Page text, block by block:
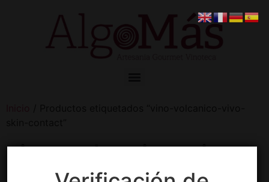
vino-volcanico-vivo-